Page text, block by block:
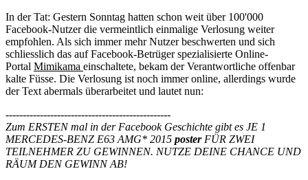
In der Tat: Gestern Sonntag hatten schon weit über 100'000
Facebook-Nutzer die vermeintlich einmalige Verlosung weiter
empfohlen. Als sich immer mehr Nutzer beschwerten und sich
schliesslich das auf Facebook-Betrüger spezialisierte Online-
Portal Mimikama einschaltete, bekam der Verantwortliche offenbar
kalte Füsse. Die Verlosung ist noch immer online, allerdings wurde
der Text abermals überarbeitet und lautet nun:
------------------------------------------------
Zum ERSTEN mal in der Facebook Geschichte gibt es JE 1
MERCEDES-BENZ E63 AMG* 2015 poster FÜR ZWEI
TEILNEHMER ZU GEWINNEN. NUTZE DEINE CHANCE UND
RÄUM DEN GEWINN AB!